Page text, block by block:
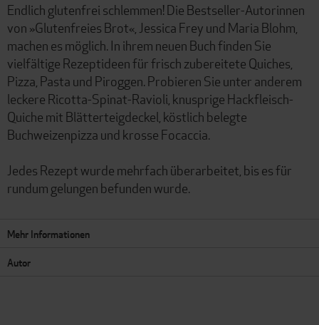
Endlich glutenfrei schlemmen! Die Bestseller-Autorinnen
von »Glutenfreies Brot«, Jessica Frey und Maria Blohm,
machen es möglich. In ihrem neuen Buch finden Sie
vielfältige Rezeptideen für frisch zubereitete Quiches,
Pizza, Pasta und Piroggen. Probieren Sie unter anderem
leckere Ricotta-Spinat-Ravioli, knusprige Hackfleisch-
Quiche mit Blätterteigdeckel, köstlich belegte
Buchweizenpizza und krosse Focaccia.
Jedes Rezept wurde mehrfach überarbeitet, bis es für
rundum gelungen befunden wurde.
Mehr Informationen
Autor